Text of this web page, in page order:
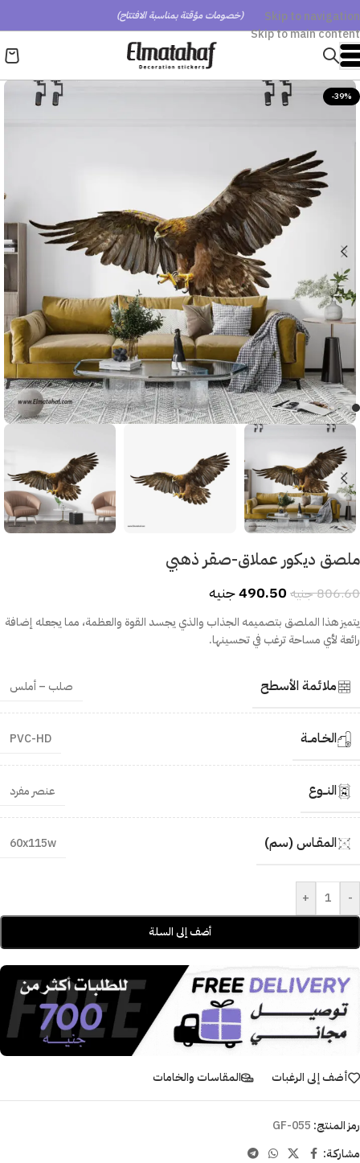
Skip to navigation
Skip to main content
(خصومات مؤقتة بمناسبة الافتتاح)
-39%
ملصق ديكور عملاق-صقر ذهبي
806.60جنيه 490.50جنيه
يتميز هذا الملصق بتصميمه الجذاب والذي يجسد القوة والعظمة، مما يجعله إضافة
رائعة لأي مساحة ترغب في تحسينها.
ملائمة الأسطح صلب – أملس
الخـامــة PVC-HD
النــوع عنصر مفرد
المقـاس (سم) 60x115w
-
+
أضف إلى السلة
أضف إلى الرغبات المقاسات والخامات
رمز المنتج: GF-055
مشاركـة: